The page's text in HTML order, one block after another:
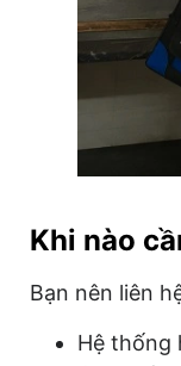
Khi nào
Bạn nên liên
Hệ thống